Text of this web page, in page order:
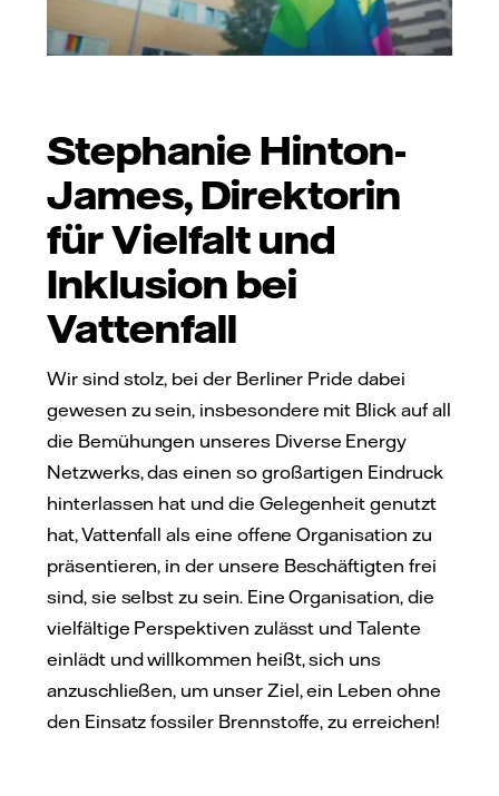
Stephanie Hinton-
James, Direktorin
für Vielfalt und
Inklusion bei
Vattenfall
Wir sind stolz, bei der Berliner Pride dabei
gewesen zu sein, insbesondere mit Blick auf all
die Bemühungen unseres Diverse Energy
Netzwerks, das einen so großartigen Eindruck
hinterlassen hat und die Gelegenheit genutzt
hat, Vattenfall als eine offene Organisation zu
präsentieren, in der unsere Beschäftigten frei
sind, sie selbst zu sein. Eine Organisation, die
vielfältige Perspektiven zulässt und Talente
einlädt und willkommen heißt, sich uns
anzuschließen, um unser Ziel, ein Leben ohne
den Einsatz fossiler Brennstoffe, zu erreichen!